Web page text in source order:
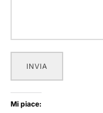
INVIA
Mi piace: